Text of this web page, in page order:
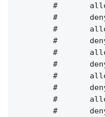
#
#
#
#
#
#
#
#
#
#